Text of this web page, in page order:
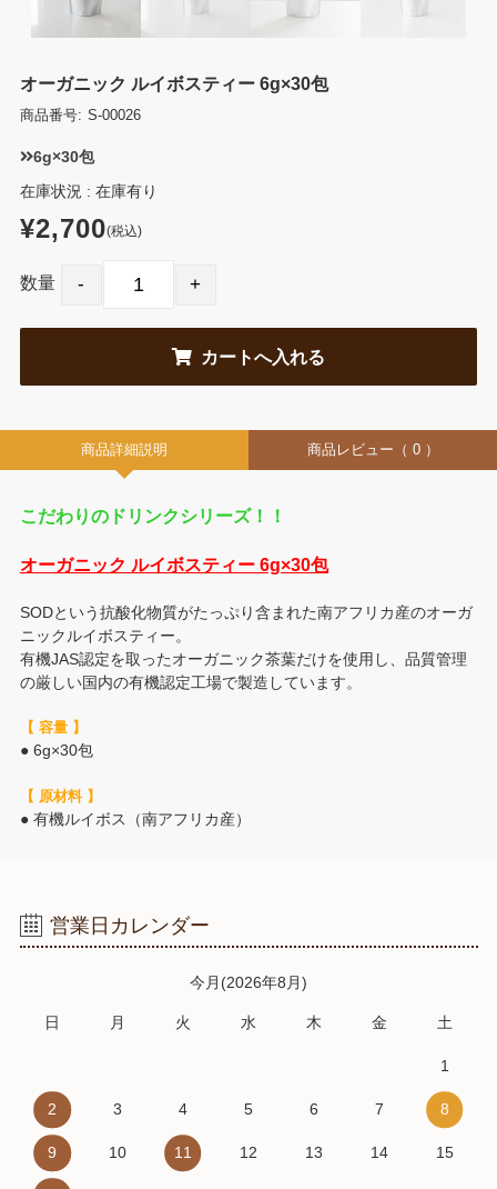
オーガニック ルイボスティー 6g×30包
商品番号: S-00026
6g×30包
在庫状況 : 在庫有り
¥2,700(税込)
数量
商品詳細説明 商品レビュー （ 0 ）
こだわりのドリンクシリーズ！！
オーガニック ルイボスティー 6g×30包
SODという抗酸化物質がたっぷり含まれた南アフリカ産のオーガ
ニックルイボスティー。
有機JAS認定を取ったオーガニック茶葉だけを使用し、品質管理
の厳しい国内の有機認定工場で製造しています。
【 容量 】
● 6g×30包
【 原材料 】
● 有機ルイボス（南アフリカ産）
営業日カレンダー
今月(2026年8月)
日 月 火 水 木 金 土
1
2 3 4 5 6 7 8
9 10 11 12 13 14 15